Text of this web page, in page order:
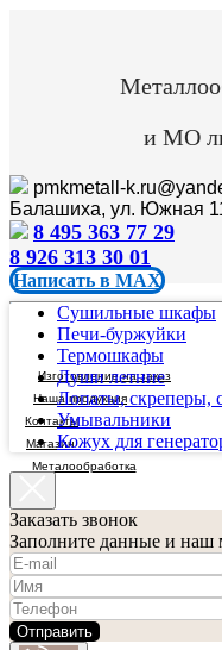
и МО
pmkmetall-
Балашиха, ул. Южная
8 495 363 77 29
8 926 313 30 01
Написать в MAX
Изготовление на заказ
Наша продукция
Контакты
Магазин
Металообработка
Сушильные шкафы
Печи-буржуйки
Термошкафы
Души летние
Лопаты, скреперы,
Умывальники
Кожух для
Заказать звонок
Заполните данные и наш
Отправить